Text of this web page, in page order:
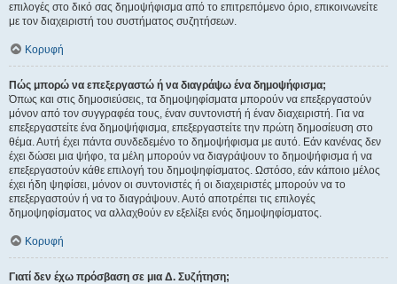
επιλογές στο δικό σας δημοψήφισμα από το επιτρεπόμενο όριο, επικοινωνείτε
με τον διαχειριστή του συστήματος συζητήσεων.
Κορυφή
Πώς μπορώ να επεξεργαστώ ή να διαγράψω ένα δημοψήφισμα;
Όπως και στις δημοσιεύσεις, τα δημοψηφίσματα μπορούν να επεξεργαστούν
μόνον από τον συγγραφέα τους, έναν συντονιστή ή έναν διαχειριστή. Για να
επεξεργαστείτε ένα δημοψήφισμα, επεξεργαστείτε την πρώτη δημοσίευση στο
θέμα. Αυτή έχει πάντα συνδεδεμένο το δημοψήφισμα με αυτό. Εάν κανένας δεν
έχει δώσει μια ψήφο, τα μέλη μπορούν να διαγράψουν το δημοψήφισμα ή να
επεξεργαστούν κάθε επιλογή του δημοψηφίσματος. Ωστόσο, εάν κάποιο μέλος
έχει ήδη ψηφίσει, μόνον οι συντονιστές ή οι διαχειριστές μπορούν να το
επεξεργαστούν ή να το διαγράψουν. Αυτό αποτρέπει τις επιλογές
δημοψηφίσματος να αλλαχθούν εν εξελίξει ενός δημοψηφίσματος.
Κορυφή
Γιατί δεν έχω πρόσβαση σε μια Δ. Συζήτηση;